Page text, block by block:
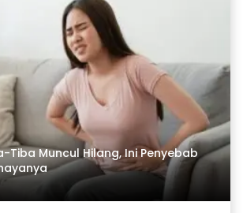
Tiba Muncul Hilang, Ini Penyebab